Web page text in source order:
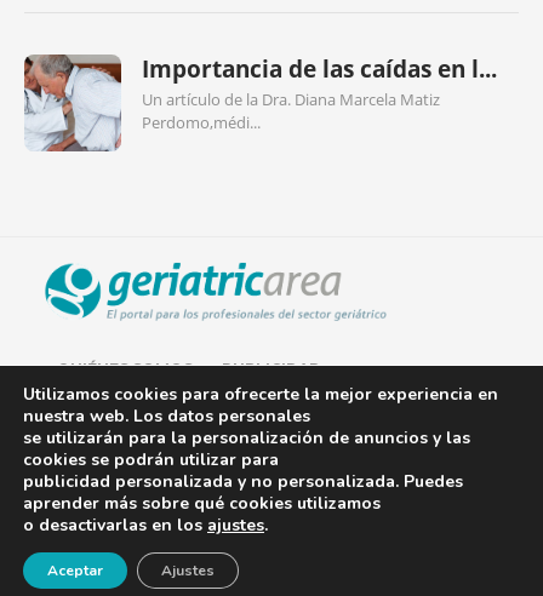
Importancia de las caídas en l...
Un artículo de la Dra. Diana Marcela Matiz
Perdomo,médi...
QUIÉNES SOMOS PUBLICIDAD
AVISO LEGAL
POLÍTICA DE COOKIES
POLÍTICA DE PRIVACIDAD
CONTACTO¡Newsletter!
Utilizamos cookies para ofrecerte la mejor experiencia en
nuestra web. Los datos personales
se utilizarán para la personalización de anuncios y las
cookies se podrán utilizar para
publicidad personalizada y no personalizada. Puedes
aprender más sobre qué cookies utilizamos
o desactivarlas en los ajustes.
Aceptar Ajustes